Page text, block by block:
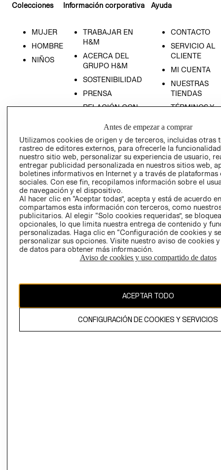
Colecciones
MUJER
HOMBRE
NIÑOS
Información corporativa
TRABAJAR EN
H&M
ACERCA DEL
GRUPO H&M
SOSTENIBILIDAD
PRENSA
RELACIÓN CON
POLÍTICA
EMPRESARIAL
Ayuda
CONTACTO
SERVICIO AL
CLIENTE
MI CUENTA
NUESTRAS
TIENDAS
TÉRMINOS Y
AVISO DE
PRIVACIDAD
GIFT CARD
AVISO DE
COOKIES
El contenido de esta página web está protegido por copyright y es
NOVEDADES
Antes de empezar a comprar
Utilizamos cookies de origen y de terceros, incluidas otras
rastreo de editores externos, para ofrecerle la
nuestro sitio web, personalizar su experiencia de usuario,
entregar publicidad personalizada en nuestros sitios web,
boletines informativos en Internet y a través de plataformas
sociales. Con ese fin, recopilamos información sobre el
de navegación y el dispositivo.
Al hacer clic en “Aceptar todas”, acepta y está de acuerdo
compartamos esta información con terceros, como
publicitarios. Al elegir “Solo cookies requeridas”, se
opcionales, lo que limita nuestra entrega de contenido y
personalizadas. Haga clic en “Configuración de cookies y
personalizar sus opciones. Visite nuestro aviso de cookies
de datos para obtener más información.
Aviso de cookies y uso compartido de datos
ACEPTAR TODO
CONFIGURACIÓN DE COOKIES Y SERVICIOS